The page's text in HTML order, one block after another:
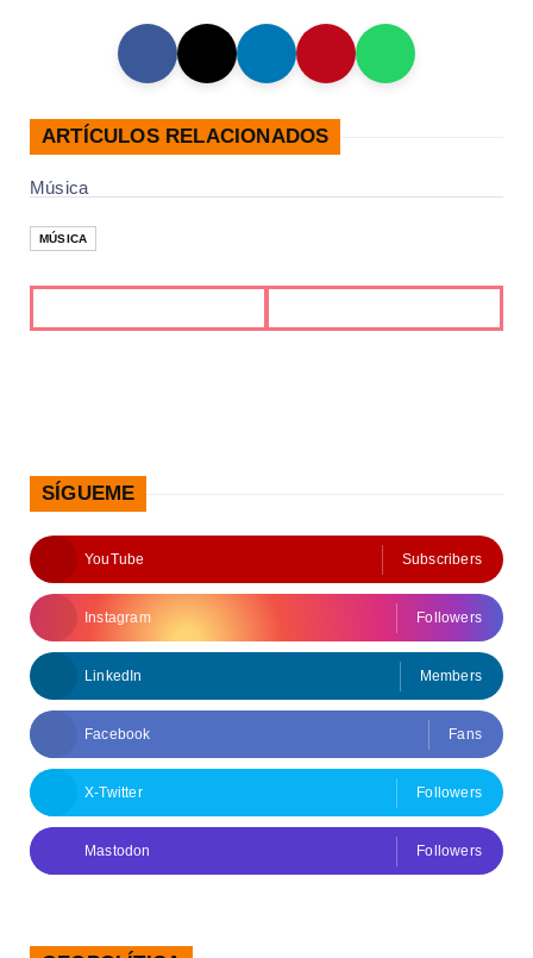
ARTÍCULOS RELACIONADOS
Música
MÚSICA
SÍGUEME
YouTube Subscribers
Instagram Followers
LinkedIn Members
Facebook Fans
X-Twitter Followers
Mastodon Followers